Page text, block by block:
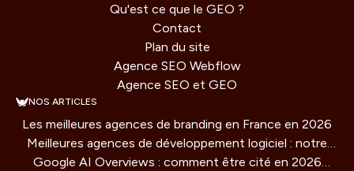
Qu'est ce que le GEO ?
Contact
Plan du site
Agence SEO Webflow
Agence SEO et GEO
NOS ARTICLES
Les meilleures agences de branding en France en 2026
Meilleures agences de développement logiciel : notre
comparatif 2026
Google AI Overviews : comment être cité en 2026